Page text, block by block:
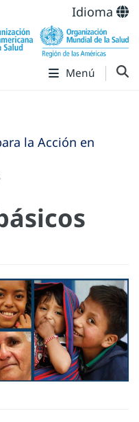
Idioma
Menú
la Acción en